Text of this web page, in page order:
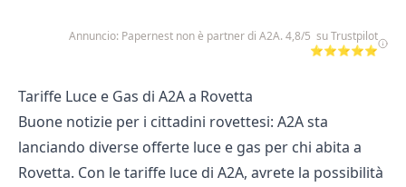
Annuncio: Papernest non è partner di A2A. 4,8/5 su Trustpilot
⭐⭐⭐⭐⭐
Tariffe Luce e Gas di A2A a Rovetta
Buone notizie per i cittadini rovettesi: A2A sta
lanciando diverse offerte luce e gas per chi abita a
Rovetta. Con le tariffe luce di A2A, avrete la possibilità